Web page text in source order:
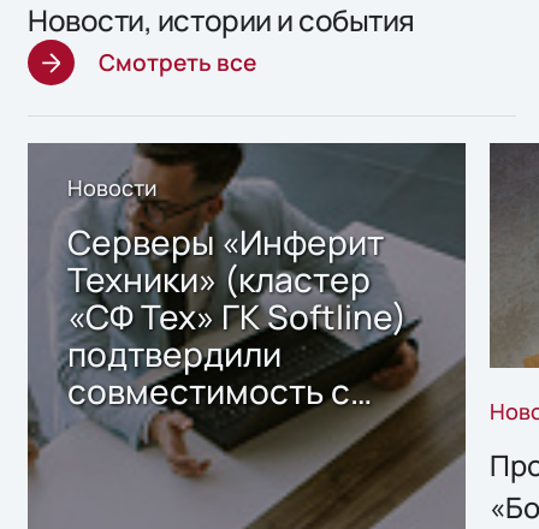
Новости, истории и события
Смотреть все
Новости
Серверы «Инферит
Техники» (кластер
«СФ Тех» ГК Softline)
подтвердили
совместимость с
решением Sharx
Storage 2.x для
хранения данных